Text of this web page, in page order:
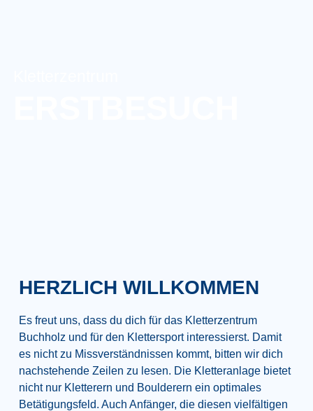
HERZLICH WILLKOMMEN
Es freut uns, dass du dich für das Kletterzentrum
Buchholz und für den Klettersport interessierst. Damit
es nicht zu Missverständnissen kommt, bitten wir dich
nachstehende Zeilen zu lesen. Die Kletteranlage bietet
nicht nur Kletterern und Boulderern ein optimales
Betätigungsfeld. Auch Anfänger, die diesen vielfältigen